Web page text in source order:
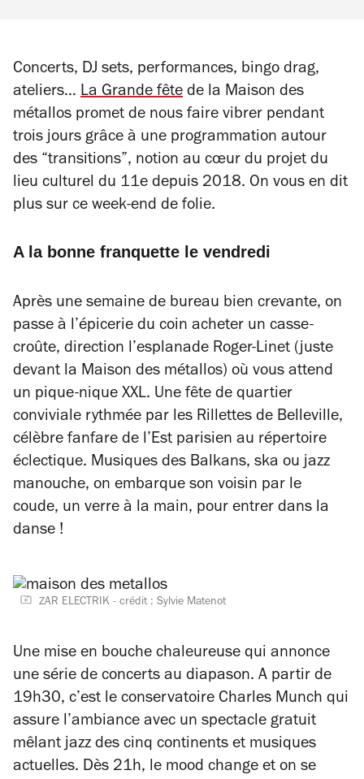
Concerts, DJ sets, performances, bingo drag,
ateliers… La Grande fête de la Maison des
métallos promet de nous faire vibrer pendant
trois jours grâce à une programmation autour
des “transitions”, notion au cœur du projet du
lieu culturel du 11e depuis 2018. On vous en dit
plus sur ce week-end de folie.
A la bonne franquette le vendredi
Après une semaine de bureau bien crevante, on
passe à l’épicerie du coin acheter un casse-
croûte, direction l’esplanade Roger-Linet (juste
devant la Maison des métallos) où vous attend
un pique-nique XXL. Une fête de quartier
conviviale rythmée par les Rillettes de Belleville,
célèbre fanfare de l’Est parisien au répertoire
éclectique. Musiques des Balkans, ska ou jazz
manouche, on embarque son voisin par le
coude, un verre à la main, pour entrer dans la
danse !
ZAR ELECTRIK - crédit : Sylvie Matenot
Une mise en bouche chaleureuse qui annonce
une série de concerts au diapason. A partir de
19h30, c’est le conservatoire Charles Munch qui
assure l’ambiance avec un spectacle gratuit
mêlant jazz des cinq continents et musiques
actuelles. Dès 21h, le mood change et on se